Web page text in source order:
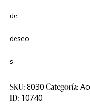
de
deseo
s
SKU:8030 Categoría:
ID: 10740